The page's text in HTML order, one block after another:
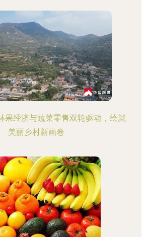
果经济与蔬菜零售双轮驱动，绘就
美丽乡村新画卷